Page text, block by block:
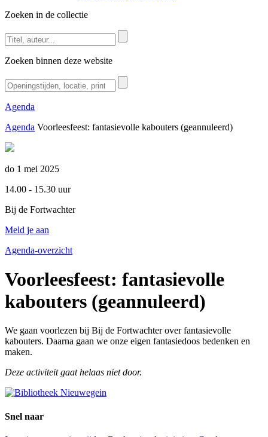
Zoeken in de collectie
Zoeken binnen deze website
Agenda
Agenda Voorleesfeest: fantasievolle kabouters (geannuleerd)
do 1 mei 2025
14.00 - 15.30 uur
Bij de Fortwachter
Meld je aan
Agenda-overzicht
Voorleesfeest: fantasievolle
kabouters (geannuleerd)
We gaan voorlezen bij Bij de Fortwachter over fantasievolle
kabouters. Daarna gaan we onze eigen fantasiedoos bedenken en
maken.
Deze activiteit gaat helaas niet door.
Snel naar